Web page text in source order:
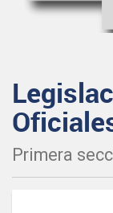
Primera